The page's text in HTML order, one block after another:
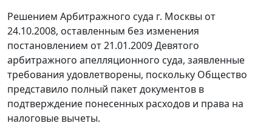
Решением Арбитражного суда г. Москвы от
24.10.2008, оставленным без изменения
постановлением от 21.01.2009 Девятого
арбитражного апелляционного суда, заявленные
требования удовлетворены, поскольку Общество
представило полный пакет документов в
подтверждение понесенных расходов и права на
налоговые вычеты.